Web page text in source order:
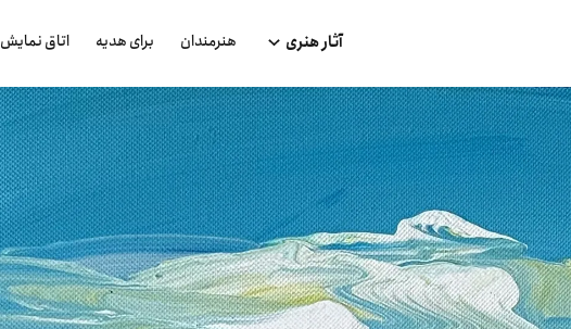
آثار هنری هنرمندان برای هدیه اتاق نمایش